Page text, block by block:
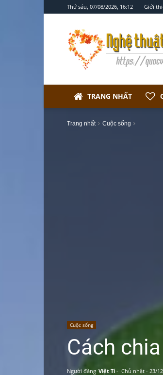
Thứ sáu, 07/08/2026, 16:12 Giới
Nghệ
thuật
sống
TRANG NHẤT
Trang nhất Cuộc sống
Cuộc sống
Cách
Người đăng Việt Tí - Chủ nhật - 23/